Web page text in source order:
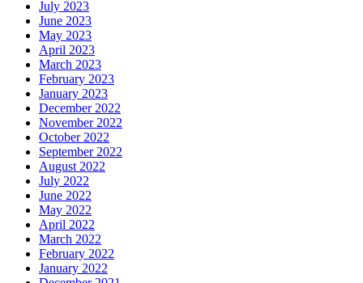
July 2023
June 2023
May 2023
April 2023
March 2023
February 2023
January 2023
December 2022
November 2022
October 2022
September 2022
August 2022
July 2022
June 2022
May 2022
April 2022
March 2022
February 2022
January 2022